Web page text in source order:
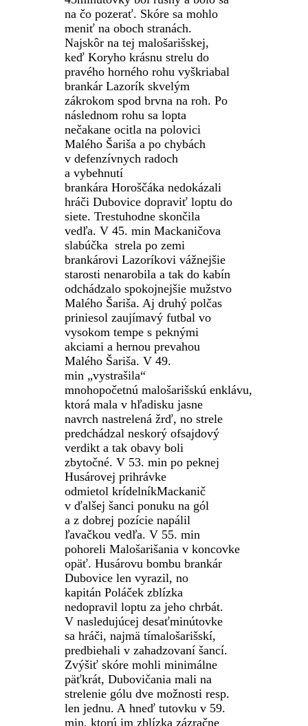
na čo pozerať. Skóre sa mohlo
meniť na oboch stranách.
Najskôr na tejmalošarišskej,
keďKoryho krásnu strelu do
pravého horného rohu vyškriabal
brankárLazorík skvelým
zákrokom spod brvna na roh. Po
následnom rohu sa lopta
nečakane ocitla na polovici
Malého Šariša a po chybách
v defenzívnych radoch
a vybehnutí
brankáraHoroščáka nedokázali
hráči Dubovice dopraviť loptu do
siete. Trestuhodne skončila
vedľa. V 45. minMackaničova
slabúčka strela po zemi
brankároviLazoríkovi vážnejšie
starosti nenarobila a tak do kabín
odchádzalo spokojnejšie mužstvo
Malého Šariša. Aj druhý polčas
priniesol zaujímavý futbal vo
vysokom tempe s peknými
akciami a hernou prevahou
Malého Šariša. V 49.
min „vystrašila“
mnohopočetnúmalošarišskú enklávu,
ktorá mala v hľadisku jasne
navrch nastrelená žrď, no strele
predchádzal neskorý ofsajdový
verdikt a tak obavy boli
zbytočné. V 53. min po peknej
Husárovej prihrávke
odmietolkrídelníkMackanič
v ďalšej šanci ponuku na gól
a z dobrej pozície napálil
ľavačkou vedľa. V 55. min
pohoreliMalošarišania v koncovke
opäť. Husárovu bombu brankár
Dubovice len vyrazil, no
kapitánPoláček zblízka
nedopravil loptu za jeho chrbát.
V nasledujúcej desaťminútovke
sa hráči, najmä tímalošarišskí,
predbiehali v zahadzovaní šancí.
Zvýšiť skóre mohli minimálne
päťkrát,Dubovičania mali na
strelenie gólu dve možnosti resp.
len jednu. A hneď tutovku v 59.
min, ktorú im zblízka zázračne